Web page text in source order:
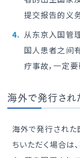
提交报告的义务
从东京入国管
国人患者之间
疗事故，一定
海外で発行され
海外で発行され
ちいただく場合は